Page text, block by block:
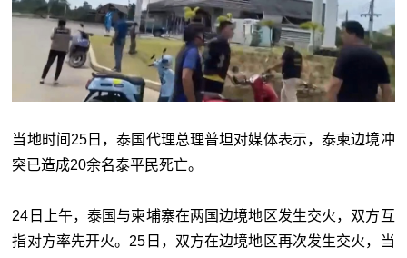
当地时间25日，泰国代理总理普坦对媒体表示，泰柬边境冲
突已造成20余名泰平民死亡。
24日上午，泰国与柬埔寨在两国边境地区发生交火，双方互
指对方率先开火。25日，双方在边境地区再次发生交火，当